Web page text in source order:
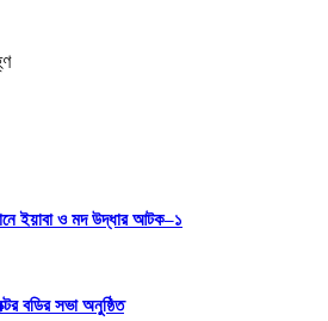
ইয়াবা ও মদ উদ্ধার আটক–১
বডির সভা অনুষ্ঠিত